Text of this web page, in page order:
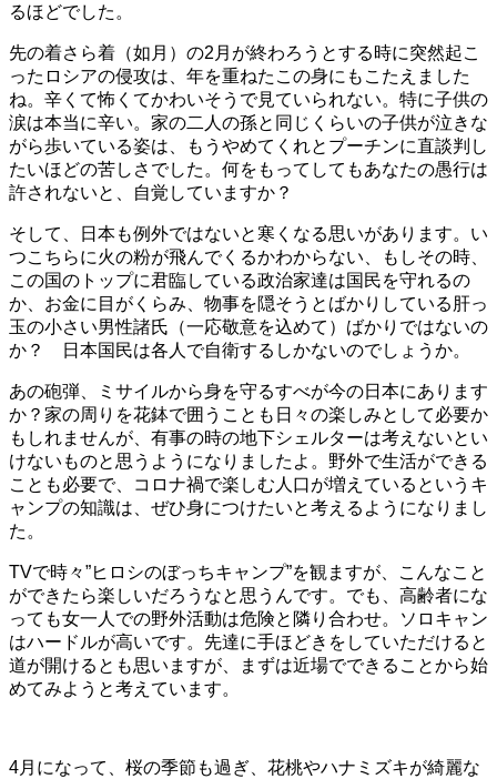
るほどでした。
先の着さら着（如月）の2月が終わろうとする時に突然起こ
ったロシアの侵攻は、年を重ねたこの身にもこたえました
ね。辛くて怖くてかわいそうで見ていられない。特に子供の
涙は本当に辛い。家の二人の孫と同じくらいの子供が泣きな
がら歩いている姿は、もうやめてくれとプーチンに直談判し
たいほどの苦しさでした。何をもってしてもあなたの愚行は
許されないと、自覚していますか？
そして、日本も例外ではないと寒くなる思いがあります。い
つこちらに火の粉が飛んでくるかわからない、もしその時、
この国のトップに君臨している政治家達は国民を守れるの
か、お金に目がくらみ、物事を隠そうとばかりしている肝っ
玉の小さい男性諸氏（一応敬意を込めて）ばかりではないの
か？ 日本国民は各人で自衛するしかないのでしょうか。
あの砲弾、ミサイルから身を守るすべが今の日本にあります
か？家の周りを花鉢で囲うことも日々の楽しみとして必要か
もしれませんが、有事の時の地下シェルターは考えないとい
けないものと思うようになりましたよ。野外で生活ができる
ことも必要で、コロナ禍で楽しむ人口が増えているというキ
ャンプの知識は、ぜひ身につけたいと考えるようになりまし
た。
TVで時々”ヒロシのぼっちキャンプ”を観ますが、こんなこと
ができたら楽しいだろうなと思うんです。でも、高齢者にな
っても女一人での野外活動は危険と隣り合わせ。ソロキャン
はハードルが高いです。先達に手ほどきをしていただけると
道が開けるとも思いますが、まずは近場でできることから始
めてみようと考えています。
4月になって、桜の季節も過ぎ、花桃やハナミズキが綺麗な